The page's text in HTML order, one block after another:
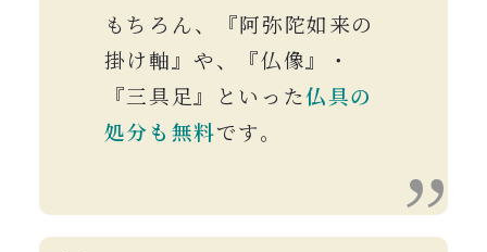
もちろん、『阿弥陀如来の
掛け軸』や、『仏像』・
『三具足』といった仏具の
処分も無料です。